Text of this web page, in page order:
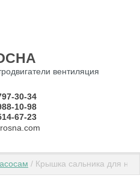
вентиляция
30-34
10-98
67-23
/ Крышка сальника для